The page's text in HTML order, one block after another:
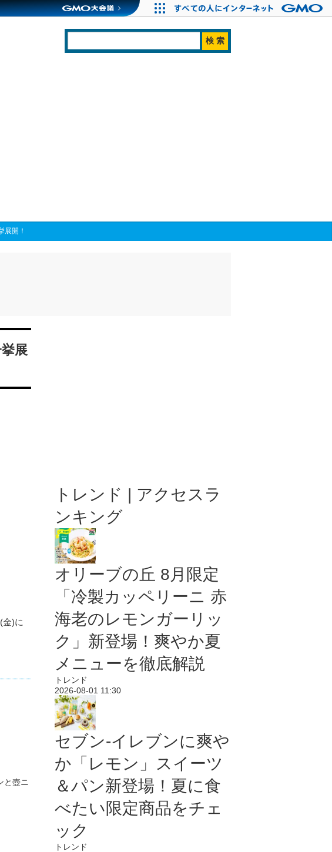
展開！
展
金)に
と壺ニ
トレンド | アクセスラ
ンキング
オリーブの丘 8月限定
「冷製カッペリーニ 赤
海老のレモンガーリッ
ク」新登場！爽やか夏
メニューを徹底解説
トレンド
2026-08-01 11:30
セブン‐イレブンに爽や
か「レモン」スイーツ
＆パン新登場！夏に食
べたい限定商品をチェ
ック
トレンド